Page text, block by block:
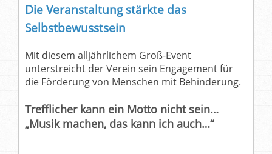
Die Veranstaltung stärkte das
Selbstbewusstsein
Mit diesem alljährlichem Groß-Event
unterstreicht der Verein sein Engagement für
die Förderung von Menschen mit Behinderung.
Trefflicher kann ein Motto nicht sein…
„Musik machen, das kann ich auch…“